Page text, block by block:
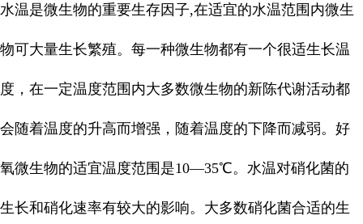
水温是微生物的重要生存因子,在适宜的水温范围内微生
物可大量生长繁殖。每一种微生物都有一个很适生长温
度，在一定温度范围内大多数微生物的新陈代谢活动都
会随着温度的升高而增强，随着温度的下降而减弱。好
氧微生物的适宜温度范围是10—35℃。水温对硝化菌的
生长和硝化速率有较大的影响。大多数硝化菌合适的生